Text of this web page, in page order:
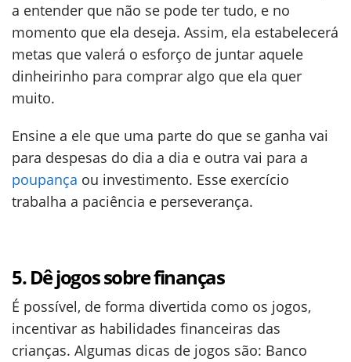
a entender que não se pode ter tudo, e no
momento que ela deseja. Assim, ela estabelecerá
metas que valerá o esforço de juntar aquele
dinheirinho para comprar algo que ela quer
muito.
Ensine a ele que uma parte do que se ganha vai
para despesas do dia a dia e outra vai para a
poupança ou investimento. Esse exercício
trabalha a paciência e perseverança.
5. Dê jogos sobre finanças
É possível, de forma divertida como os jogos,
incentivar as habilidades financeiras das
crianças. Algumas dicas de jogos são: Banco